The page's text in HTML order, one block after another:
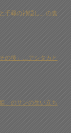
千尋の神隠し」の裏
の後」…アシタカと
」のサンの生い立ち